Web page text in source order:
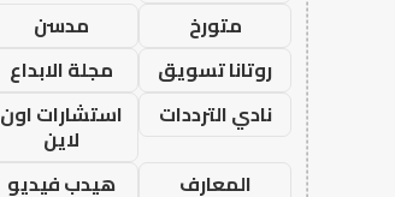
متورخ
مدسن
روتانا تسويق
مجلة الابداع
نادي الترددات
استشارات اون
لاين
المعارف
هيدب فيديو